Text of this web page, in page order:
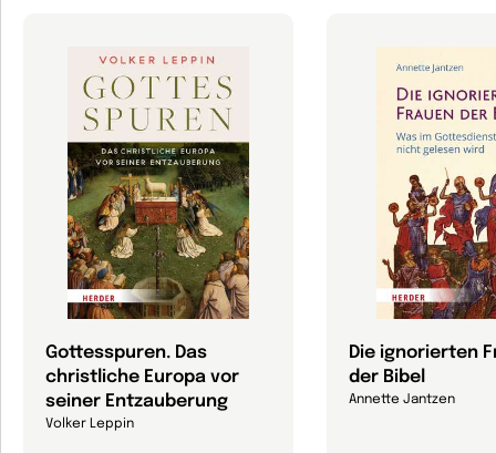
Gottesspuren. Das
christliche Europa vor
seiner Entzauberung
Volker Leppin
Die ignorierten
der Bibel
Annette Jantzen